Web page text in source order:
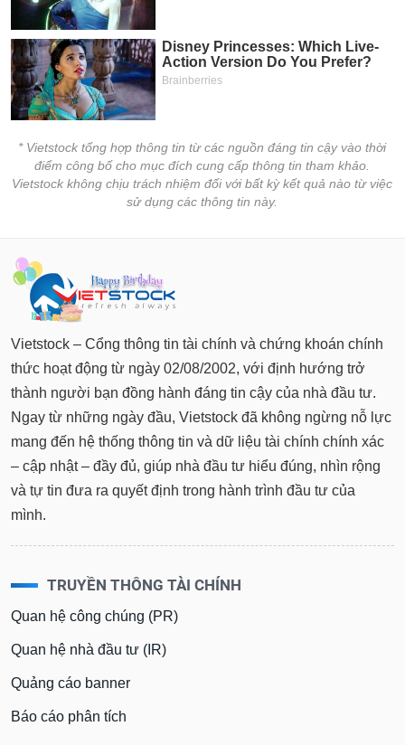
* Vietstock tổng hợp thông tin từ các nguồn đáng tin cậy vào thời
điểm công bố cho mục đích cung cấp thông tin tham khảo.
Vietstock không chịu trách nhiệm đối với bất kỳ kết quả nào từ việc
sử dụng các thông tin này.
Vietstock – Cổng thông tin tài chính và chứng khoán chính
thức hoạt động từ ngày 02/08/2002, với định hướng trở
thành người bạn đồng hành đáng tin cậy của nhà đầu tư.
Ngay từ những ngày đầu, Vietstock đã không ngừng nỗ lực
mang đến hệ thống thông tin và dữ liệu tài chính chính xác
– cập nhật – đầy đủ, giúp nhà đầu tư hiểu đúng, nhìn rộng
và tự tin đưa ra quyết định trong hành trình đầu tư của
mình.
TRUYỀN THÔNG TÀI CHÍNH
Quan hệ công chúng (PR)
Quan hệ nhà đầu tư (IR)
Quảng cáo banner
Báo cáo phân tích
Công
cụ
tư
tài
chính
Dữ
liệu
chính